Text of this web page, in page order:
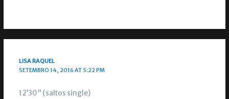
LISA RAQUEL
SETEMBRO 14, 2016 AT 5:22 PM
12’30” (saltos single)